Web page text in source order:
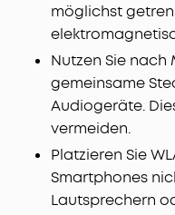
möglichst
Nutzen Sie
gemeinsame
Audiogeräte.
vermeiden.
Platzieren Sie
Smartphones
Lautsprechern